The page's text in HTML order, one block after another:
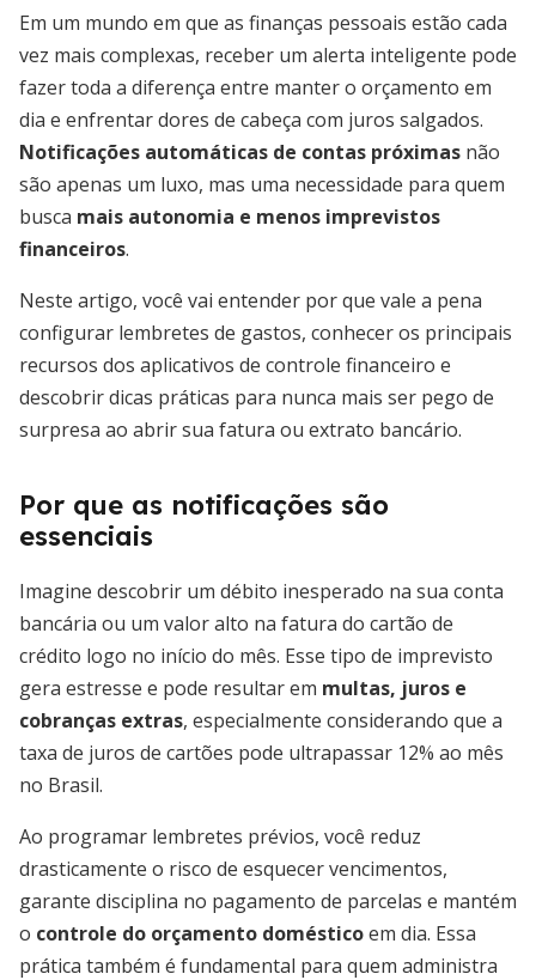
Em um mundo em que as finanças pessoais estão cada
vez mais complexas, receber um alerta inteligente pode
fazer toda a diferença entre manter o orçamento em
dia e enfrentar dores de cabeça com juros salgados.
Notificações automáticas de contas próximas não
são apenas um luxo, mas uma necessidade para quem
busca mais autonomia e menos imprevistos
financeiros.
Neste artigo, você vai entender por que vale a pena
configurar lembretes de gastos, conhecer os principais
recursos dos aplicativos de controle financeiro e
descobrir dicas práticas para nunca mais ser pego de
surpresa ao abrir sua fatura ou extrato bancário.
Por que as notificações são
essenciais
Imagine descobrir um débito inesperado na sua conta
bancária ou um valor alto na fatura do cartão de
crédito logo no início do mês. Esse tipo de imprevisto
gera estresse e pode resultar em multas, juros e
cobranças extras, especialmente considerando que a
taxa de juros de cartões pode ultrapassar 12% ao mês
no Brasil.
Ao programar lembretes prévios, você reduz
drasticamente o risco de esquecer vencimentos,
garante disciplina no pagamento de parcelas e mantém
o controle do orçamento domésticoem dia. Essa
prática também é fundamental para quem administra